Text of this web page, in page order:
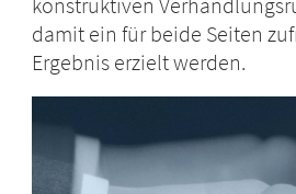
damit ein für beide Seiten
Ergebnis erzielt werden.